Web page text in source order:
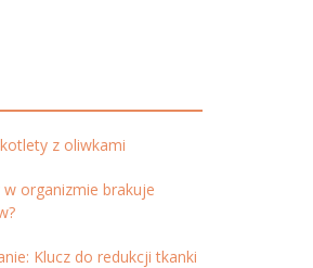
z oliwkami
w organizmie brakuje
Klucz do redukcji tkanki